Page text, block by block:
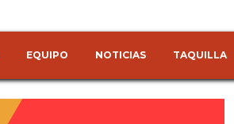
EQUIPO NOTICIAS TAQUILLA